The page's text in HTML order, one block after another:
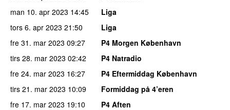
man 10. apr 2023 14:45
Liga
tors 6. apr 2023 21:50
Liga
fre 31. mar 2023 09:27
P4 Morgen København
tirs 28. mar 2023 02:42
P4 Natradio
fre 24. mar 2023 16:27
P4 Eftermiddag København
tirs 21. mar 2023 10:09
Formiddag på 4’eren
fre 17. mar 2023 19:10
P4 Aften